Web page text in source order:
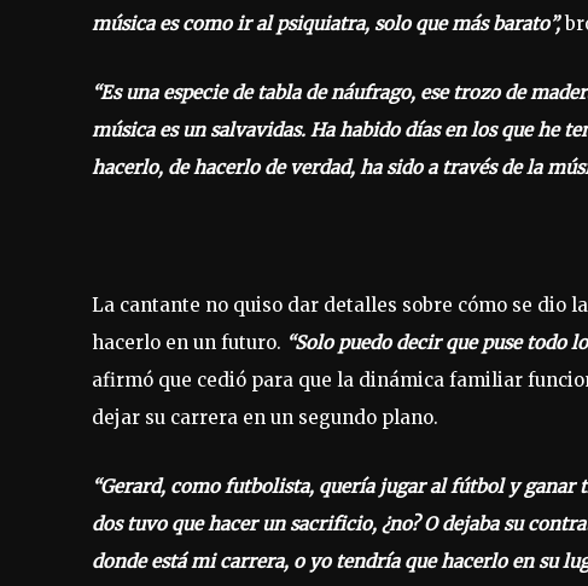
música es como ir al psiquiatra, solo que más barato”,
“Es una especie de tabla de náufrago, ese trozo de
música es un salvavidas. Ha habido días en los que he
hacerlo, de hacerlo de verdad, ha sido a través de la
La cantante no quiso dar detalles sobre cómo se dio
hacerlo en un futuro. “Solo puedo decir que puse todo
afirmó que cedió para que la dinámica familiar
dejar su carrera en un segundo plano.
“Gerard, como futbolista, quería jugar al fútbol y ganar
dos tuvo que hacer un sacrificio, ¿no? O dejaba su
donde está mi carrera, o yo tendría que hacerlo en su